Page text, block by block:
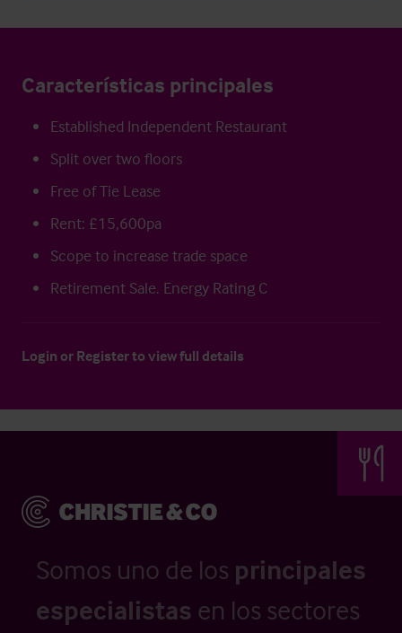
Características principales
Established Independent Restaurant
Split over two floors
Free of Tie Lease
Rent: £15,600pa
Scope to increase trade space
Retirement Sale. Energy Rating C
Login or Registerto view full details
Somos uno de los principales
especialistas en los sectores